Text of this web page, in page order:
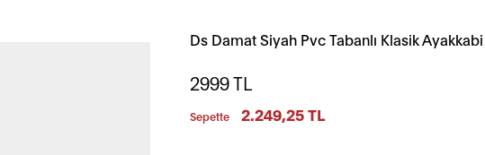
Ds Damat Siyah Pvc Tabanlı Klasik Ayakkabi
2999TL
Sepette 2.249,25 TL